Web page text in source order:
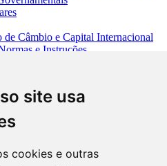
site usa
cookies e outras
Câmbio e Capital Internacional
e Instruções
Títulos e Valores Mobiliários
Rural
Organização do SFN
Supervisão Bancária
de Documentos
Nacional de
BCB
do BCB e Cosif-e